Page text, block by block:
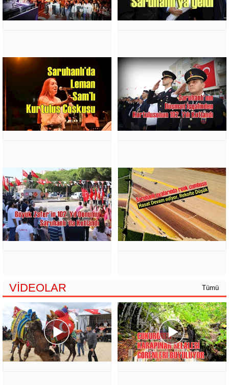
NEDENİYLE
FESİHTE
DİKKAT
VİDEOLAR Tümü